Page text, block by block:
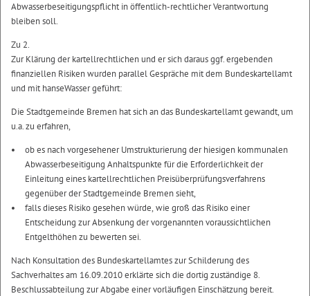
Abwasserbeseitigungspflicht in öffentlich-rechtlicher Verantwortung
bleiben soll.
Zu 2.
Zur Klärung der kartellrechtlichen und er sich daraus ggf. ergebenden
finanziellen Risiken wurden parallel Gespräche mit dem Bundeskartellamt
und mit hanseWasser geführt:
Die Stadtgemeinde Bremen hat sich an das Bundeskartellamt gewandt, um
u.a. zu erfahren,
ob es nach vorgesehener Umstrukturierung der hiesigen kommunalen
Abwasserbeseitigung Anhaltspunkte für die Erforderlichkeit der
Einleitung eines kartellrechtlichen Preisüberprüfungsverfahrens
gegenüber der Stadtgemeinde Bremen sieht,
falls dieses Risiko gesehen würde, wie groß das Risiko einer
Entscheidung zur Absenkung der vorgenannten voraussichtlichen
Entgelthöhen zu bewerten sei.
Nach Konsultation des Bundeskartellamtes zur Schilderung des
Sachverhaltes am 16.09.2010 erklärte sich die dortig zuständige 8.
Beschlussabteilung zur Abgabe einer vorläufigen Einschätzung bereit.